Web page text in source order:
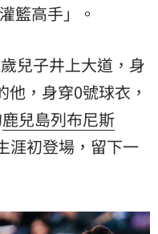
籃高手」。
兒子井上大道，身
，身穿0號球衣，
鹿兒島列布尼斯
涯初登場，留下一